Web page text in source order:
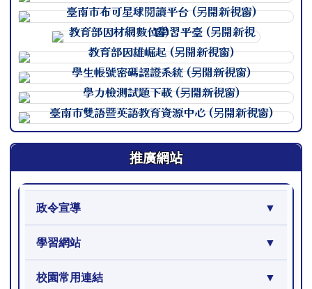
連至 http://
連至 http://
連至 http://
連至 http://
連至 http://
連至 http://
推廣網站
政令宣導
學習網站
校園常用連結